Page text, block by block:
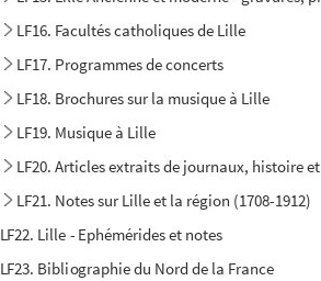
LF16. Facultés catholiques de Lille
LF17. Programmes de concerts
LF18. Brochures sur la musique à Lille
LF19. Musique à Lille
LF20. Articles extraits de journaux, histoire
LF21. Notes sur Lille et la région (1708-1912)
LF22. Lille - Ephémérides et notes
LF23. Bibliographie du Nord de la France